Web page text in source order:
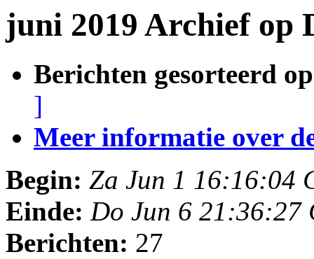
juni 2019 Archief op
Berichten gesorteerd
]
Meer informatie over
Begin: Za Jun 1 16:16:04
Einde: Do Jun 6 21:36:27
Berichten: 27